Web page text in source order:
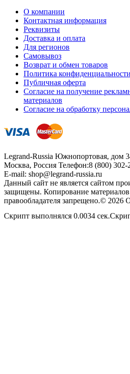
О компании
Контактная информация
Реквизиты
Доставка и оплата
Для регионов
Самовывоз
Возврат и обмен товаров
Политика конфиденциальности
Публичная оферта
Согласие на получение
материалов
Согласие на обработку
Legrand-Russia Южнопортовая, дом
Москва, Россия Телефон:8 (800) 302-
E-mail: shop@legrand-russia.ru
Данный сайт не является сайтом
защищены. Копирование материалов
правообладателя запрещено.©
Скрипт выполнялся 0.0034